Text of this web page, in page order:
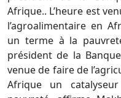
Afrique.. L’heure est
l’agroalimentaire en
un terme à la
président de la
venue de faire de
Afrique un